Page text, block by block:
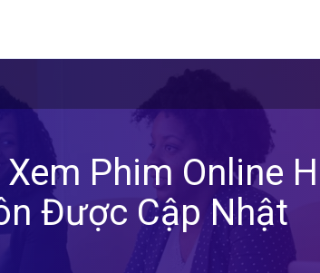
Phim Online
Được Cập Nhật